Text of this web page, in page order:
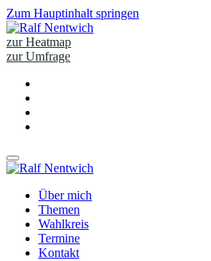
Zum Hauptinhalt springen
zur Heatmap
zur Umfrage
Über mich
Themen
Wahlkreis
Termine
Kontakt